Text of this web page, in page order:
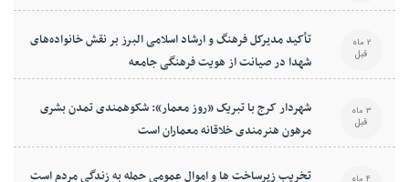
تأکید مدیرکل فرهنگ و ارشاد اسلامی البرز بر نقش خانواده‌های
شهدا در صیانت از هویت فرهنگی جامعه
2 ماه
قبل
شهردار کرج با تبریک «روز معمار»: شکوهمندی تمدن بشری
مرهون هنرمندی خلاقانه معماران است
3 ماه
قبل
تخریب زیرساخت ها و اموال عمومی حمله به زندگی مردم است